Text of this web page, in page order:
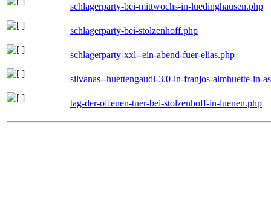
schlagerparty-bei-mittwochs-in-luedinghausen.php
schlagerparty-bei-stolzenhoff.php
schlagerparty-xxl--ein-abend-fuer-elias.php
silvanas--huettengaudi-3.0-in-franjos-almhuette-in-
tag-der-offenen-tuer-bei-stolzenhoff-in-luenen.php